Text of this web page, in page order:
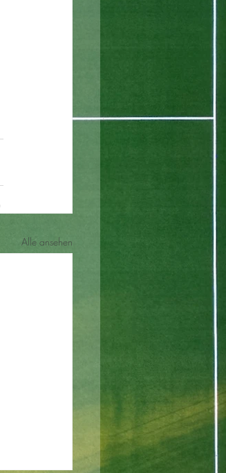
Alle ansehen